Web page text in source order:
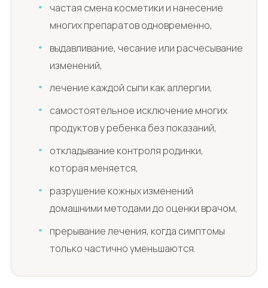
частая смена косметики и нанесение
многих препаратов одновременно,
выдавливание, чесание или расчесывание
изменений,
лечение каждой сыпи как аллергии,
самостоятельное исключение многих
продуктов у ребенка без показаний,
откладывание контроля родинки,
которая меняется,
разрушение кожных изменений
домашними методами до оценки врачом,
прерывание лечения, когда симптомы
только частично уменьшаются.